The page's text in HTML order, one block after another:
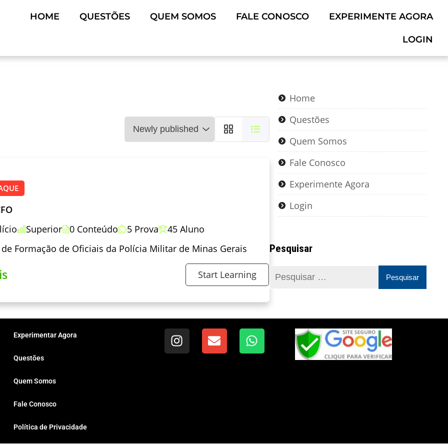
HOME QUESTÕES QUEM SOMOS FALE CONOSCO EXPERIMENTE AGORA
LOGIN
Superior 0 Conteúdo 5 Prova
45 Aluno
de Formação de Oficiais da Polícia Militar de Minas Gerais
Start Learning
Home
Questões
Quem Somos
Fale Conosco
Experimente Agora
Login
Pesquisar
Experimentar Agora
Questões
Quem Somos
Fale Conosco
Política de Privacidade